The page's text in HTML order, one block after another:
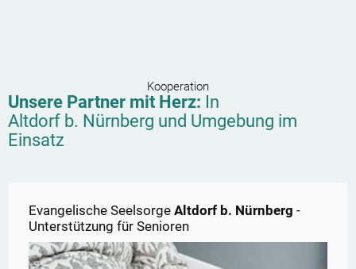
Kooperation
Unsere Partner mit Herz: In
Altdorf b. Nürnberg und Umgebung im
Einsatz
Evangelische Seelsorge Altdorf b. Nürnberg -
Unterstützung für Senioren